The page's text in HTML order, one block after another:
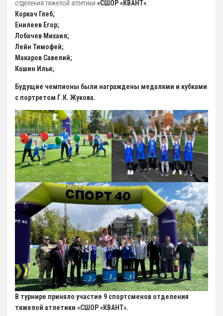
Теннис
Тяжелая атлетика
Фитнес-аэробика
Футбол
Шахматы
Чир Спорт
Доп. услуги
Аренда Теннисного Корта
Аренда футбольного поля
Родителям
Информация о Приеме
График работы отделений
Стоимость Занятий
История школы
СМИ о нас
Антикоррупция
Антидопинг
ГТО
отделения тяжелой атлетики «СШОР «КВАНТ»:
Коркач Глеб;
Енилеев Егор;
Лобачев Михаил;
Лейн Тимофей;
Макаров Савелий;
Кашин Илья;
Будущие чемпионы были награждены медалями и кубками
с портретом Г.К. Жукова.
В турнире приняло участие 9 спортсменов отделения
тяжелой атлетики «СШОР «КВАНТ».